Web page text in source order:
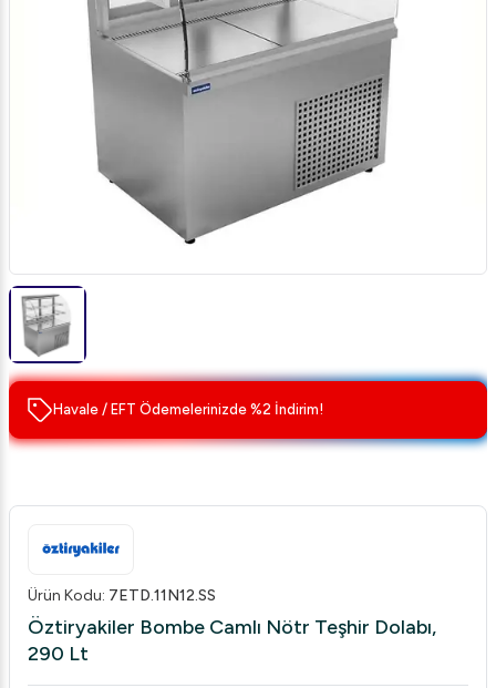
Havale / EFT Ödemelerinizde %2 İndirim!
Ürün Kodu: 7ETD.11N12.SS
Öztiryakiler Bombe Camlı Nötr Teşhir Dolabı,
290 Lt